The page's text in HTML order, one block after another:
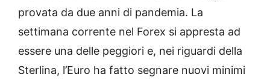
provata da due anni di pandemia. La
settimana corrente nel Forex si appresta ad
essere una delle peggiori e, nei riguardi della
Sterlina, l’Euro ha fatto segnare nuovi minimi